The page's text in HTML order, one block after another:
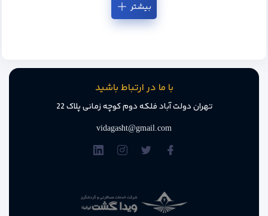
بیشتر
با ما در ارتباط باشید
تهران دولت آباد فلکه دوم کوچه زمانی پلاک 22
vidagasht@gmail.com